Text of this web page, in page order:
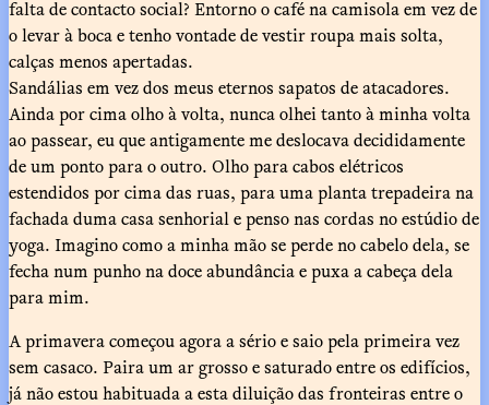
falta de contacto social? Entorno o café na camisola em vez de
o levar à boca e tenho vontade de vestir roupa mais solta,
calças menos apertadas.
Sandálias em vez dos meus eternos sapatos de atacadores.
Ainda por cima olho à volta, nunca olhei tanto à minha volta
ao passear, eu que antigamente me deslocava decididamente
de um ponto para o outro. Olho para cabos elétricos
estendidos por cima das ruas, para uma planta trepadeira na
fachada duma casa senhorial e penso nas cordas no estúdio de
yoga. Imagino como a minha mão se perde no cabelo dela, se
fecha num punho na doce abundância e puxa a cabeça dela
para mim.
A primavera começou agora a sério e saio pela primeira vez
sem casaco. Paira um ar grosso e saturado entre os edifícios,
já não estou habituada a esta diluição das fronteiras entre o